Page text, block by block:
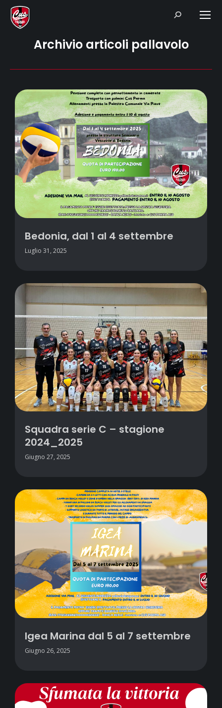
Search:
Archivio articoli pallavolo
Bedonia, dal 1 al 4 settembre
Luglio 31, 2025
Squadra serie C – stagione
2024_2025
Giugno 27, 2025
Igea Marina dal 5 al 7 settembre
Giugno 26, 2025